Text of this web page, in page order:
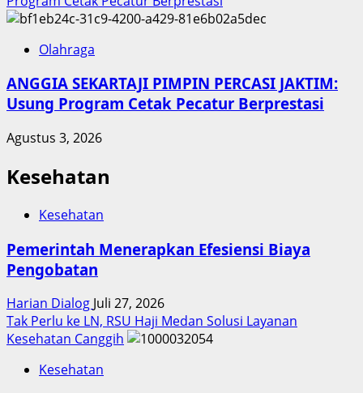
Olahraga
ANGGIA SEKARTAJI PIMPIN PERCASI JAKTIM:
Usung Program Cetak Pecatur Berprestasi
Agustus 3, 2026
Kesehatan
Kesehatan
Pemerintah Menerapkan Efesiensi Biaya
Pengobatan
Harian Dialog Juli 27, 2026
Tak Perlu ke LN, RSU Haji Medan Solusi Layanan
Kesehatan Canggih
Kesehatan